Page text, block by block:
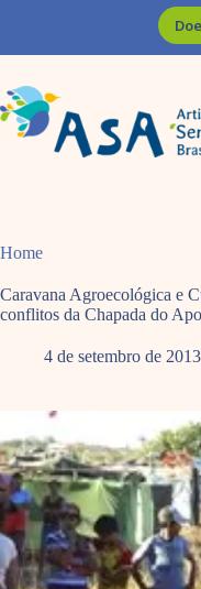
Home
Caravana Agroecológica e
conflitos da Chapada do
4 de setembro de 2013